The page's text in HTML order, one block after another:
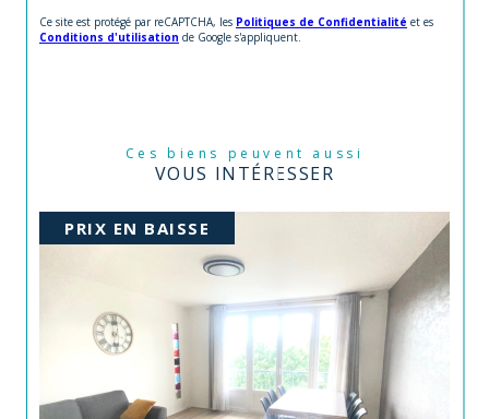
Ce site est protégé par reCAPTCHA, les Politiques de Confidentialité et es
Conditions d'utilisation de Google s'appliquent.
Ces biens peuvent aussi
VOUS INTÉRESSER
PRIX EN BAISSE